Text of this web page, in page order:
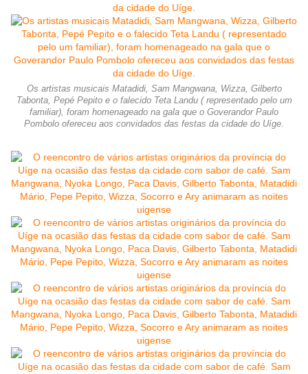
Os artistas musicais Matadidi, Sam Mangwana, Wizza, Gilberto
Tabonta, Pepé Pepito e o falecido Teta Landu ( representado pelo um
familiar), foram homenageado na gala que o Goverandor Paulo
Pombolo ofereceu aos convidados das festas da cidade do Uíge.